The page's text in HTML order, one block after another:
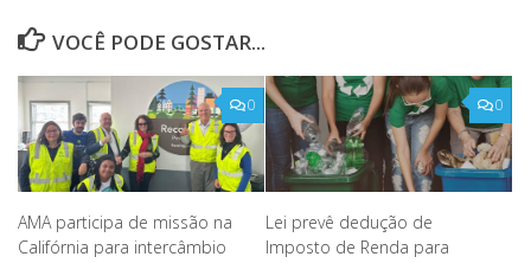
VOCÊ PODE GOSTAR...
0
AMA participa de missão na
Califórnia para intercâmbio
0
Lei prevê dedução de
Imposto de Renda para